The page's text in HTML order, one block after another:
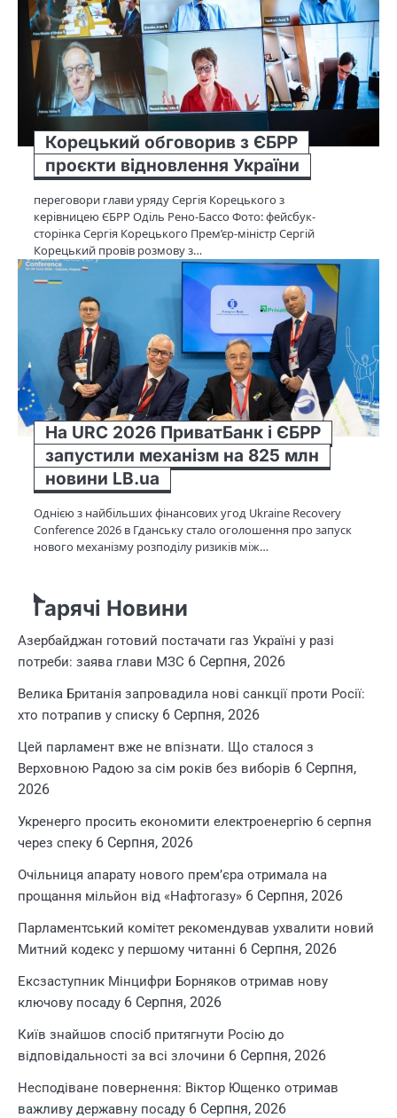
Корецький обговорив з ЄБРР
проєкти відновлення України
переговори глави уряду Сергія Корецького з
керівницею ЄБРР Оділь Рено-Бассо Фото: фейсбук-
сторінка Сергія Корецького Прем’єр-міністр Сергій
Корецький провів розмову з…
На URC 2026 ПриватБанк і ЄБРР
запустили механізм на 825 млн
новини LB.ua
Однією з найбільших фінансових угод Ukraine Recovery
Conference 2026 в Гданську стало оголошення про запуск
нового механізму розподілу ризиків між…
Гарячі Новини
Азербайджан готовий постачати газ Україні у разі
потреби: заява глави МЗС 6 Серпня, 2026
Велика Британія запровадила нові санкції проти Росії:
хто потрапив у списку 6 Серпня, 2026
Цей парламент вже не впізнати. Що сталося з
Верховною Радою за сім років без виборів 6 Серпня,
2026
Укренерго просить економити електроенергію 6 серпня
через спеку 6 Серпня, 2026
Очільниця апарату нового прем’єра отримала на
прощання мільйон від «Нафтогазу» 6 Серпня, 2026
Парламентський комітет рекомендував ухвалити новий
Митний кодекс у першому читанні 6 Серпня, 2026
Ексзаступник Мінцифри Борняков отримав нову
ключову посаду 6 Серпня, 2026
Київ знайшов спосіб притягнути Росію до
відповідальності за всі злочини 6 Серпня, 2026
Несподіване повернення: Віктор Ющенко отримав
важливу державну посаду 6 Серпня, 2026